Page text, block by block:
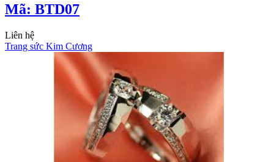
Mã: BTD07
Liên hệ
Trang sức Kim Cương